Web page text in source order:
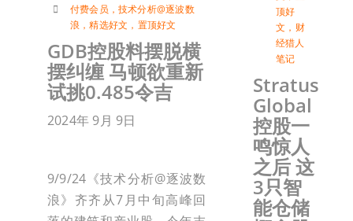
付费会员 ， 技术分析@逐波数
浪 ，精选好文 ， 置顶好文
GDB控股料摆脱横
摆纠缠 马顿欲重新
试挑0.485令吉
2024年 9月 9日
9/9/24《技术分析@逐波数
浪》齐齐从7月中旬高峰回
顶好
文 ， 财
经猎人
笔记
Stratus
Global
控股一
鸣惊人
之后 这
3只智
能仓储